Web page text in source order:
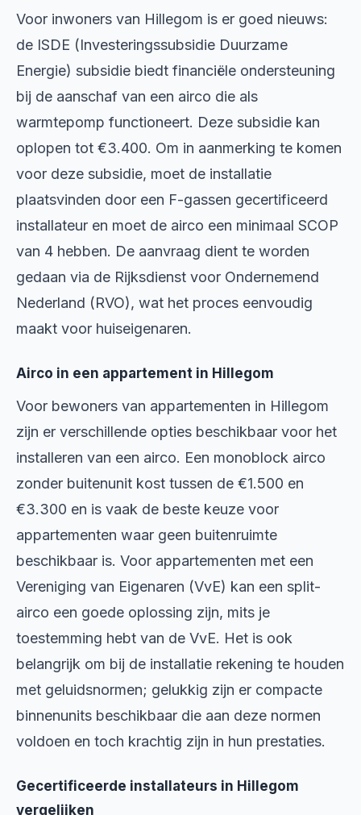
Voor inwoners van Hillegom is er goed nieuws:
de ISDE (Investeringssubsidie Duurzame
Energie) subsidie biedt financiële ondersteuning
bij de aanschaf van een airco die als
warmtepomp functioneert. Deze subsidie kan
oplopen tot €3.400. Om in aanmerking te komen
voor deze subsidie, moet de installatie
plaatsvinden door een F-gassen gecertificeerd
installateur en moet de airco een minimaal SCOP
van 4 hebben. De aanvraag dient te worden
gedaan via de Rijksdienst voor Ondernemend
Nederland (RVO), wat het proces eenvoudig
maakt voor huiseigenaren.
Airco in een appartement in Hillegom
Voor bewoners van appartementen in Hillegom
zijn er verschillende opties beschikbaar voor het
installeren van een airco. Een monoblock airco
zonder buitenunit kost tussen de €1.500 en
€3.300 en is vaak de beste keuze voor
appartementen waar geen buitenruimte
beschikbaar is. Voor appartementen met een
Vereniging van Eigenaren (VvE) kan een split-
airco een goede oplossing zijn, mits je
toestemming hebt van de VvE. Het is ook
belangrijk om bij de installatie rekening te houden
met geluidsnormen; gelukkig zijn er compacte
binnenunits beschikbaar die aan deze normen
voldoen en toch krachtig zijn in hun prestaties.
Gecertificeerde installateurs in Hillegom
vergelijken